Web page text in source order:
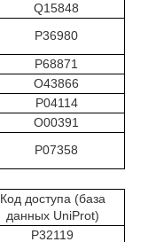
Q15848
Р36980
Р68871
O43866
Р04114
O00391
Р07358
Код доступа (база
данных UniProt)
Р32119